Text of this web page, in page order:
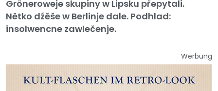
Gröneroweje skupiny w Lipsku přepytali.
Nětko dźěše w Berlinje dale. Podhlad:
insolwencne zawlečenje.
Werbung